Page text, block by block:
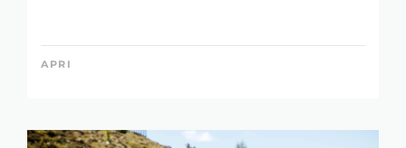
PAROLA CHIAVE
APRI